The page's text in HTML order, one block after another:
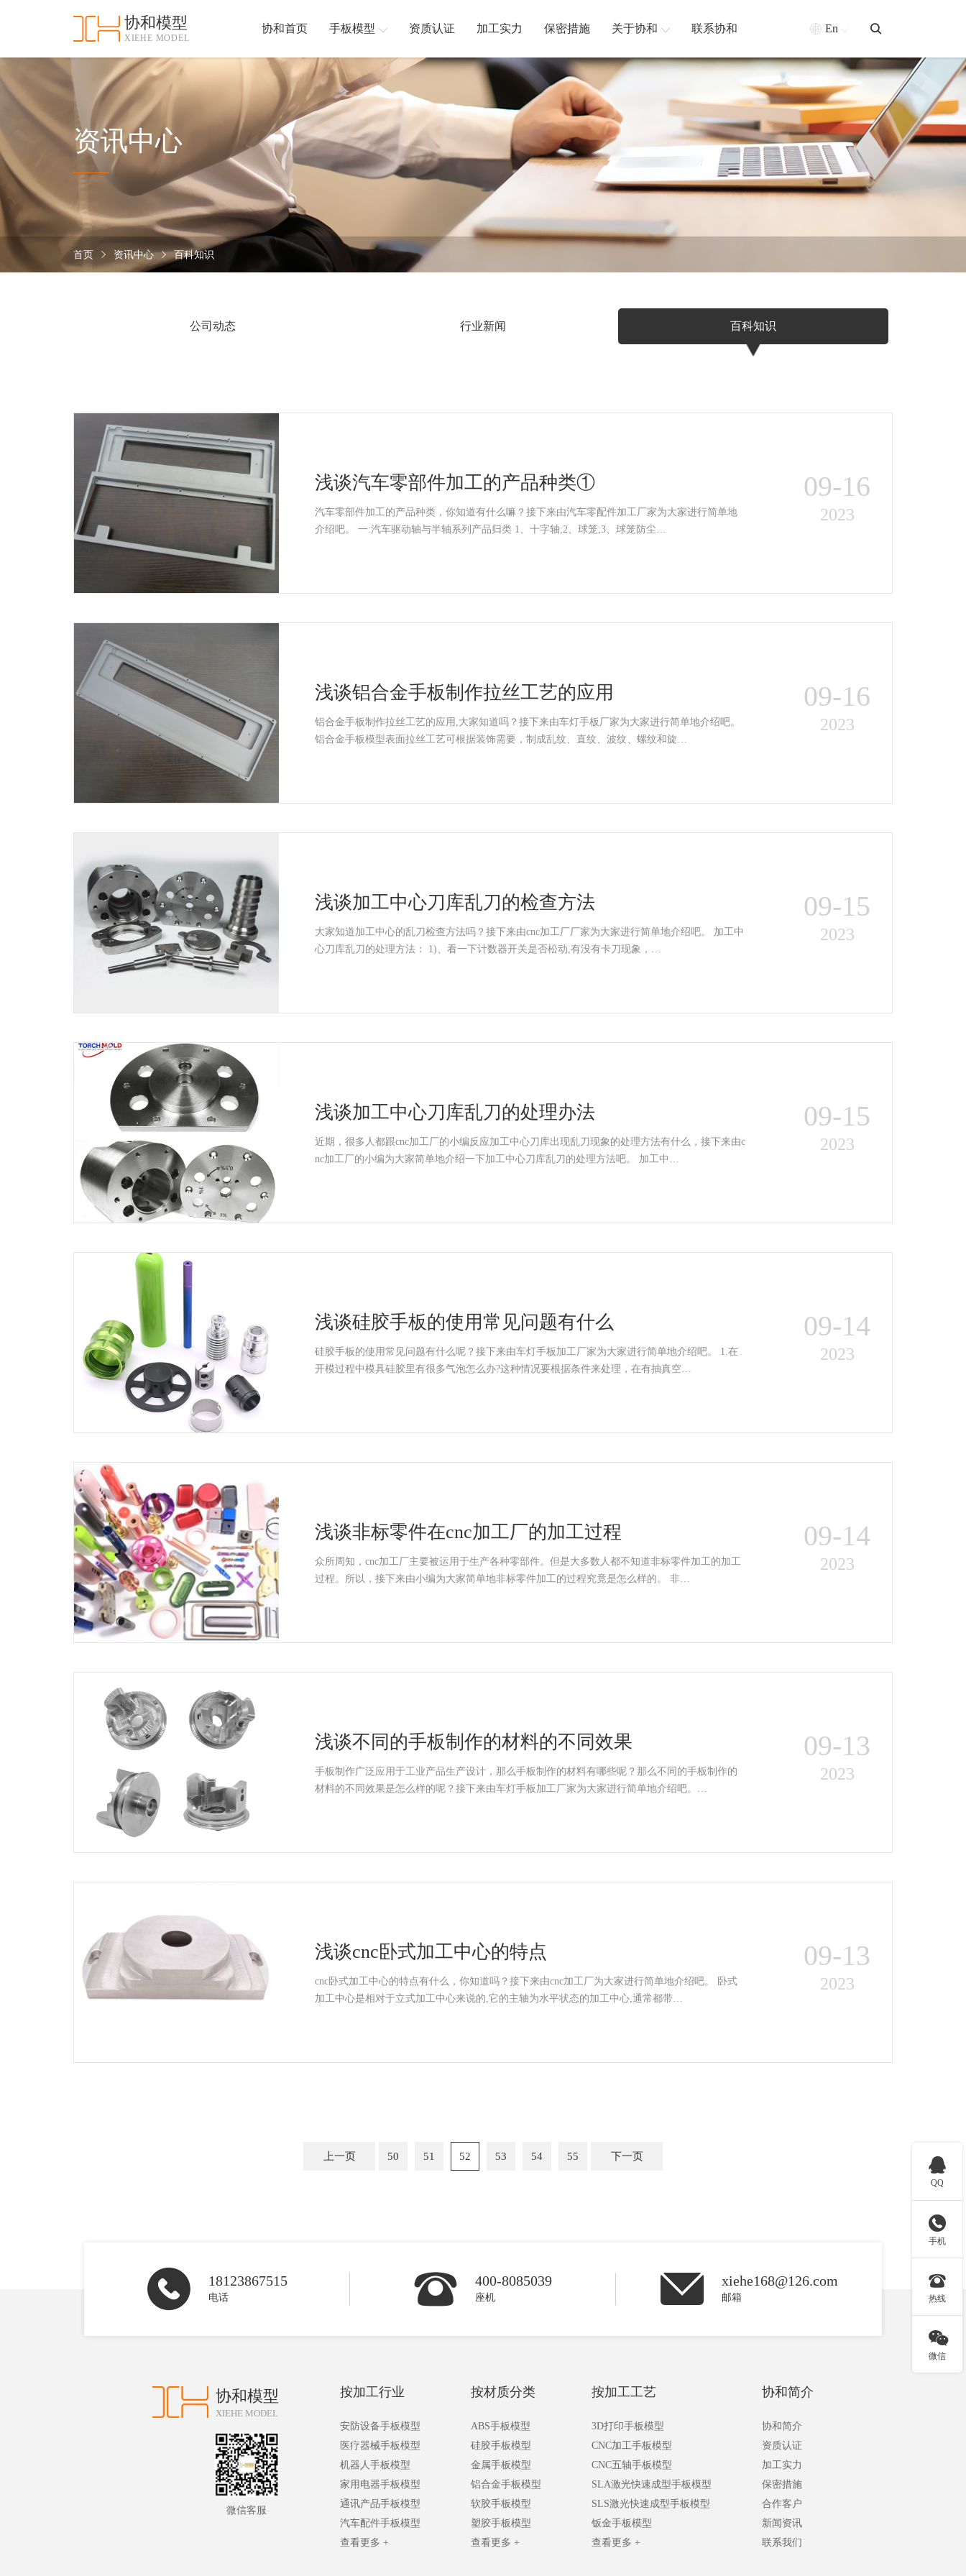
协和模型
XIEHE MODEL
协和首页 手板模型 资质认证 加工实力 保密措施 关于协和 联系协和 En
资讯中心
首页 资讯中心 百科知识
公司动态 行业新闻 百科知识
浅谈汽车零部件加工的产品种类①
汽车零部件加工的产品种类，你知道有什么嘛？接下来由汽车零配件加工厂家为大家进行简单地
介绍吧。 一:汽车驱动轴与半轴系列产品归类 1、十字轴;2、球笼;3、球笼防尘…
09-16
2023
浅谈铝合金手板制作拉丝工艺的应用
铝合金手板制作拉丝工艺的应用,大家知道吗？接下来由车灯手板厂家为大家进行简单地介绍吧。
铝合金手板模型表面拉丝工艺可根据装饰需要，制成乱纹、直纹、波纹、螺纹和旋…
09-16
2023
浅谈加工中心刀库乱刀的检查方法
大家知道加工中心的乱刀检查方法吗？接下来由cnc加工厂厂家为大家进行简单地介绍吧。 加工中
心刀库乱刀的处理方法： 1)、看一下计数器开关是否松动,有没有卡刀现象，…
09-15
2023
浅谈加工中心刀库乱刀的处理办法
近期，很多人都跟cnc加工厂的小编反应加工中心刀库出现乱刀现象的处理方法有什么，接下来由c
nc加工厂的小编为大家简单地介绍一下加工中心刀库乱刀的处理方法吧。 加工中…
09-15
2023
浅谈硅胶手板的使用常见问题有什么
硅胶手板的使用常见问题有什么呢？接下来由车灯手板加工厂家为大家进行简单地介绍吧。 1.在
开模过程中模具硅胶里有很多气泡怎么办?这种情况要根据条件来处理，在有抽真空…
09-14
2023
浅谈非标零件在cnc加工厂的加工过程
众所周知，cnc加工厂主要被运用于生产各种零部件。但是大多数人都不知道非标零件加工的加工
过程。所以，接下来由小编为大家简单地非标零件加工的过程究竟是怎么样的。 非…
09-14
2023
浅谈不同的手板制作的材料的不同效果
手板制作广泛应用于工业产品生产设计，那么手板制作的材料有哪些呢？那么不同的手板制作的
材料的不同效果是怎么样的呢？接下来由车灯手板加工厂家为大家进行简单地介绍吧。…
09-13
2023
浅谈cnc卧式加工中心的特点
cnc卧式加工中心的特点有什么，你知道吗？接下来由cnc加工厂为大家进行简单地介绍吧。 卧式
加工中心是相对于立式加工中心来说的,它的主轴为水平状态的加工中心,通常都带…
09-13
2023
上一页 50 51 52 53 54 55 下一页
18123867515
电话
400-8085039
座机
xiehe168@126.com
邮箱
协和模型
XIEHE MODEL
微信客服
按加工行业
安防设备手板模型
医疗器械手板模型
机器人手板模型
家用电器手板模型
通讯产品手板模型
汽车配件手板模型
查看更多 +
按材质分类
ABS手板模型
硅胶手板模型
金属手板模型
铝合金手板模型
软胶手板模型
塑胶手板模型
查看更多 +
按加工工艺
3D打印手板模型
CNC加工手板模型
CNC五轴手板模型
SLA激光快速成型手板模型
SLS激光快速成型手板模型
钣金手板模型
查看更多 +
协和简介
协和简介
资质认证
加工实力
保密措施
合作客户
新闻资讯
联系我们
和
首
页
手
型
资
认
加
实
保
密
施

QQ

手机

热线

微信